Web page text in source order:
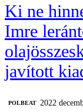
Ki ne
Imre
javított
‎POLBEAT
2022